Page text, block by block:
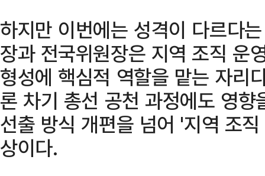
하지만 이번에는 성격이 다르다
장과 전국위원장은 지역 조직 운
형성에 핵심적 역할을 맡는 자리
론 차기 총선 공천 과정에도 영
선출 방식 개편을 넘어 '지역 조
상이다.